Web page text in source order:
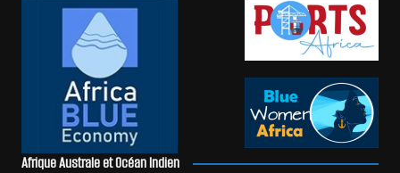
Afrique Australe et Océan Indien